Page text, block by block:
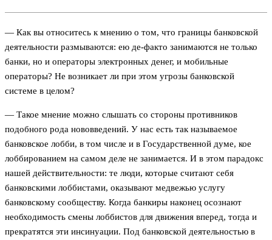
— Как вы относитесь к мнению о том, что границы банковской
деятельности размываются: ею де-факто занимаются не только
банки, но и операторы электронных денег, и мобильные
операторы? Не возникает ли при этом угрозы банковской
системе в целом?
— Такое мнение можно слышать со стороны противников
подобного рода нововведений. У нас есть так называемое
банковское лобби, в том числе и в Государственной думе, кое
лоббированием на самом деле не занимается. И в этом парадокс
нашей действительности: те люди, которые считают себя
банковскими лоббистами, оказывают медвежью услугу
банковскому сообществу. Когда банкиры наконец осознают
необходимость смены лоббистов для движения вперед, тогда и
прекратятся эти инсинуации. Под банковской деятельностью в